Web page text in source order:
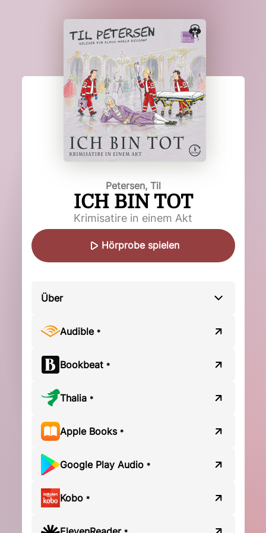
Petersen, Til
ICH BIN TOT
Krimisatire in einem Akt
Hörprobe spielen
Über
Audible *
Bookbeat *
Thalia *
Apple Books *
Google Play Audio *
Kobo *